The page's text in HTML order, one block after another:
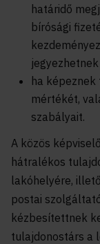
határidő
bírósági
ha
mértékét,
szabályait.
A közös
hátralékos
lakóhelyére,
postai
kézbesítettnek
tulajdonostárs a